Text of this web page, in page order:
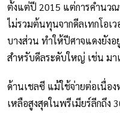
ตั้งแต่ปี 2015 แต่การคำนว
ไม่รวมต้นทุนจากดีลเทกโอเ
บางส่วน ทำให้ปีศาจแดงยัง
สำหรับดีลระดับใหญ่ เช่น มา
ด้านเชลซี แม้ใช้จ่ายต่อเนื่
เหลือสูงสุดในพรีเมียร์ลีกถึง